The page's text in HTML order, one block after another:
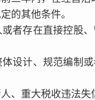
的其他条件。
者存在直接控股
设计、规范编制
、重大税收违法